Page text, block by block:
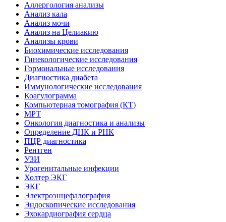
Аллергология анализы
Анализ кала
Анализ мочи
Анализ на Целиакию
Анализы крови
Биохимические исследования
Гинекологические исследования
Гормональные исследования
Диагностика диабета
Иммунологические исследования
Коагулограмма
Компьютерная томография (КТ)
МРТ
Онкология диагностика и анализы
Определение ДНК и РНК
ПЦР диагностика
Рентген
УЗИ
Урогенитальные инфекции
Холтер ЭКГ
ЭКГ
Электроэнцефалография
Эндоскопические исследования
Эхокардиография сердца